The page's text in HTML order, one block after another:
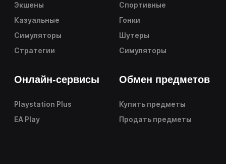
Экшены
Казуальные
Симуляторы
Стратегии
Спортивные
Гонки
Шутеры
Симуляторы
Онлайн-сервисы
Playstation Plus
EA Play
Обмен предметов
Купить предметы
Продать предметы